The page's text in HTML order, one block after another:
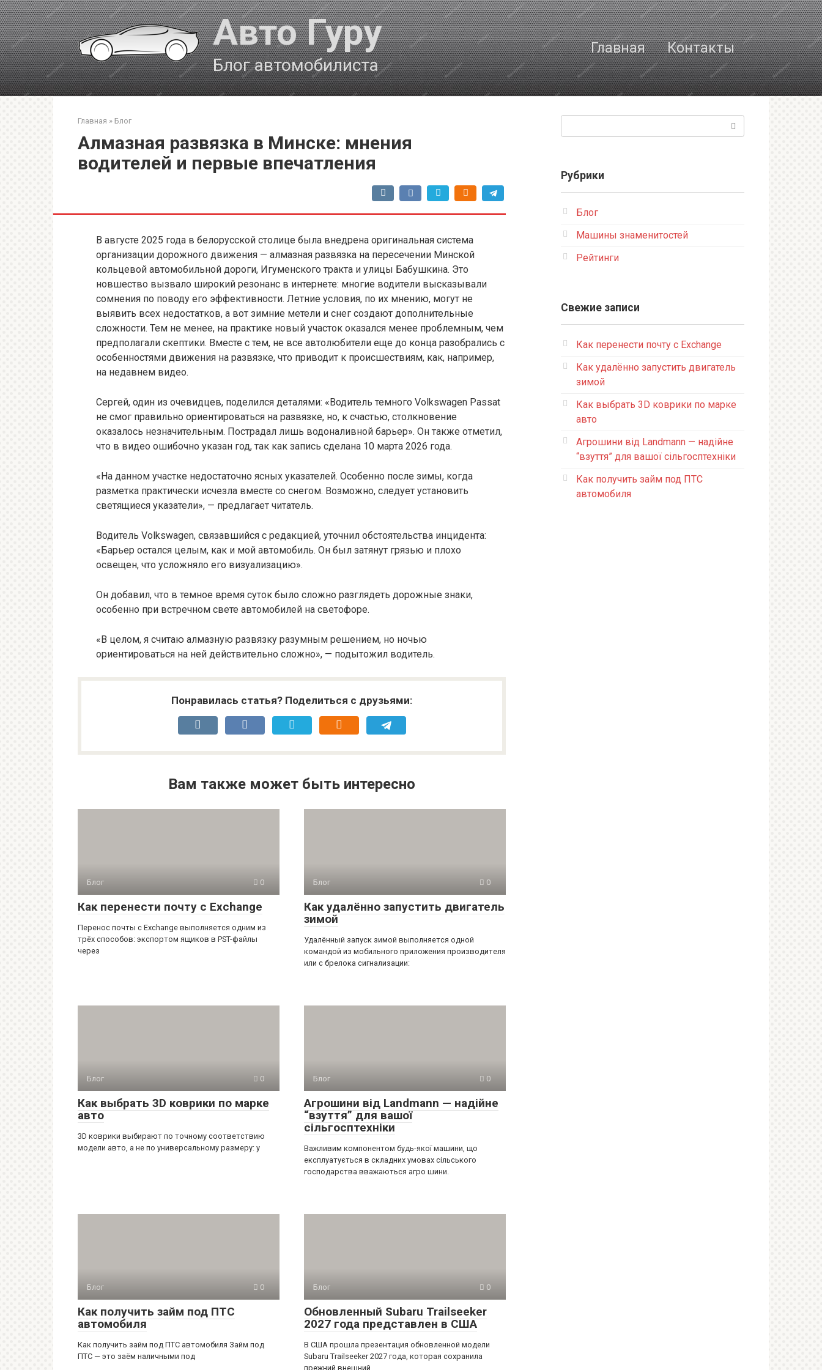
Перейти
к
контенту
Авто Гуру
Блог автомобилиста
Главная Контакты
Главная » Блог
Алмазная развязка в Минске: мнения
водителей и первые впечатления
В августе 2025 года в белорусской столице была внедрена оригинальная система
организации дорожного движения — алмазная развязка на пересечении Минской
кольцевой автомобильной дороги, Игуменского тракта и улицы Бабушкина. Это
новшество вызвало широкий резонанс в интернете: многие водители высказывали
сомнения по поводу его эффективности. Летние условия, по их мнению, могут не
выявить всех недостатков, а вот зимние метели и снег создают дополнительные
сложности. Тем не менее, на практике новый участок оказался менее проблемным, чем
предполагали скептики. Вместе с тем, не все автолюбители еще до конца разобрались с
особенностями движения на развязке, что приводит к происшествиям, как, например,
на недавнем видео.
Сергей, один из очевидцев, поделился деталями: «Водитель темного Volkswagen Passat
не смог правильно ориентироваться на развязке, но, к счастью, столкновение
оказалось незначительным. Пострадал лишь водоналивной барьер». Он также отметил,
что в видео ошибочно указан год, так как запись сделана 10 марта 2026 года.
«На данном участке недостаточно ясных указателей. Особенно после зимы, когда
разметка практически исчезла вместе со снегом. Возможно, следует установить
светящиеся указатели», — предлагает читатель.
Водитель Volkswagen, связавшийся с редакцией, уточнил обстоятельства инцидента:
«Барьер остался целым, как и мой автомобиль. Он был затянут грязью и плохо
освещен, что усложняло его визуализацию».
Он добавил, что в темное время суток было сложно разглядеть дорожные знаки,
особенно при встречном свете автомобилей на светофоре.
«В целом, я считаю алмазную развязку разумным решением, но ночью
ориентироваться на ней действительно сложно», — подытожил водитель.
Понравилась статья? Поделиться с друзьями:
Вам также может быть интересно
Блог 0
Как перенести почту с Exchange
Перенос почты с Exchange выполняется одним из
трёх способов: экспортом ящиков в PST-файлы
через
Блог 0
Как удалённо запустить двигатель
зимой
Удалённый запуск зимой выполняется одной
командой из мобильного приложения производителя
или с брелока сигнализации:
Блог 0
Как выбрать 3D коврики по марке
авто
3D коврики выбирают по точному соответствию
модели авто, а не по универсальному размеру: у
Блог 0
Агрошини від Landmann — надійне
“взуття” для вашої
сільгосптехніки
Важливим компонентом будь-якої машини, що
експлуатується в складних умовах сільського
господарства вважаються агро шини.
Блог 0
Как получить займ под ПТС
автомобиля
Как получить займ под ПТС автомобиля Займ под
ПТС — это заём наличными под
Блог 0
Обновленный Subaru Trailseeker
2027 года представлен в США
В США прошла презентация обновленной модели
Subaru Trailseeker 2027 года, которая сохранила
прежний внешний
Рубрики
Блог
Машины знаменитостей
Рейтинги
Свежие записи
Как перенести почту с Exchange
Как удалённо запустить двигатель
зимой
Как выбрать 3D коврики по марке
авто
Агрошини від Landmann — надійне
“взуття” для вашої сільгосптехніки
Как получить займ под ПТС
автомобиля